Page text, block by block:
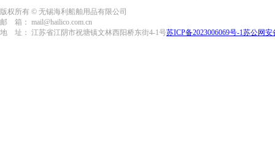
版权所有 © 无锡海利船舶用品有限公司
邮 箱： mail@hailico.com.cn
地 址： 江苏省江阴市祝塘镇文林西阳桥东街4-1号苏ICP备2023006069号-1苏公网安